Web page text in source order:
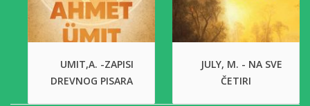
UMIT,A. -ZAPISI
DREVNOG PISARA
JULY, M. - NA SVE
ČETIRI